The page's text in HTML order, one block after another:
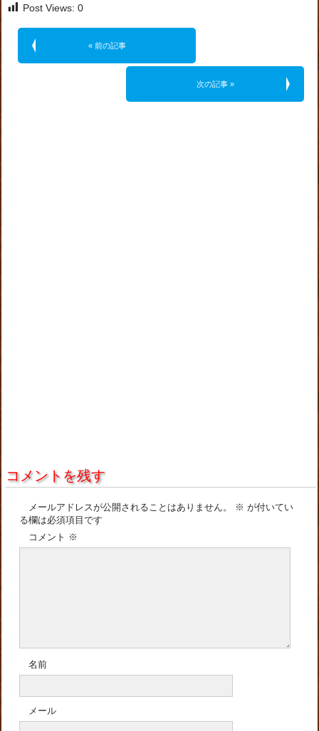
Post Views: 0
« 前の記事
次の記事 »
コメントを残す
メールアドレスが公開されることはありません。 ※ が付いてい
る欄は必須項目です
コメント ※
名前
メール